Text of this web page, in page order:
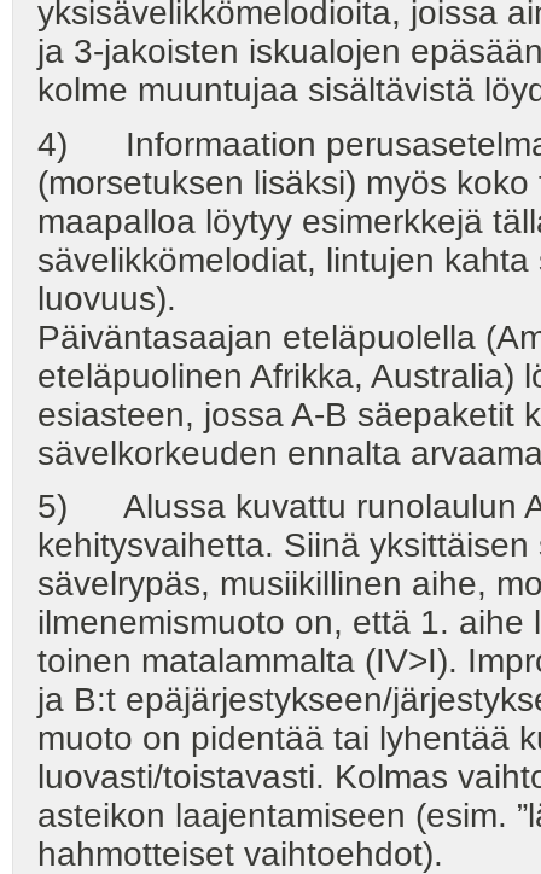
yksisävelikkömelodioita, joissa
ja 3-jakoisten iskualojen
kolme muuntujaa sisältävistä
4) Informaation
(morsetuksen lisäksi) myös
maapalloa löytyy esimerkkejä
sävelikkömelodiat, lintujen
luovuus).
Päiväntasaajan eteläpuolella
eteläpuolinen Afrikka, Australia)
esiasteen, jossa A-B säepaketit
sävelkorkeuden ennalta
5) Alussa kuvattu runolaulun
kehitysvaihetta. Siinä
sävelrypäs, musiikillinen aihe,
ilmenemismuoto on, että 1.
toinen matalammalta (IV>I).
ja B:t epäjärjestykseen/
muoto on pidentää tai lyhentää
luovasti/toistavasti. Kolmas
asteikon laajentamiseen (esim.
hahmotteiset vaihtoehdot).